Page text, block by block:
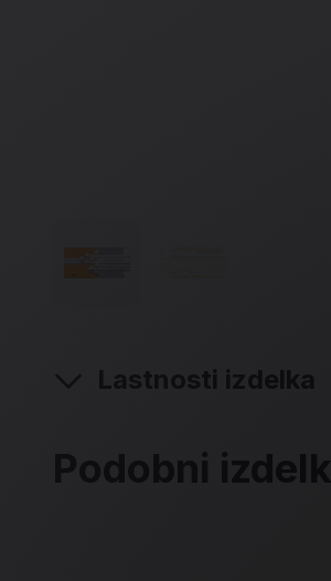
Lastnosti izdelka
Podobni